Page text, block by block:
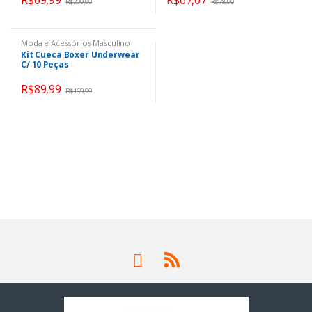
Moda e Acessórios Masculino
Kit Cueca Boxer Underwear
C/ 10 Peças
R$89,99 R$169,99